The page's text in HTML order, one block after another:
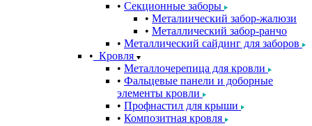
Секционные заборы
Металиический забор-жалюзи
Металлический забор-ранчо
Металлический сайдинг для заборов
Кровля
Металлочерепица для кровли
Фальцевые панели и доборные
элементы кровли
Профнастил для крыши
Композитная кровля